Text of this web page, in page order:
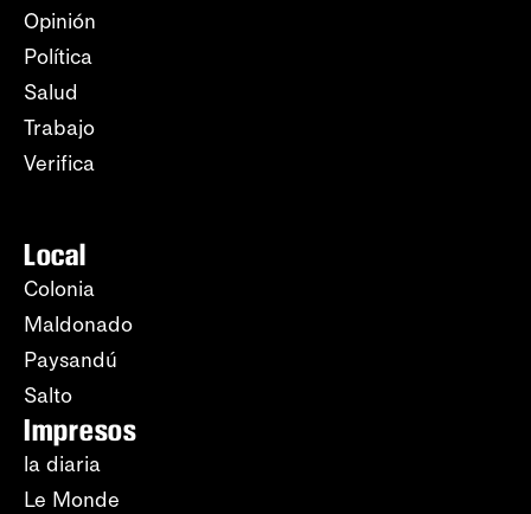
Opinión
Política
Salud
Trabajo
Verifica
Local
Colonia
Maldonado
Paysandú
Salto
Impresos
la diaria
Le Monde